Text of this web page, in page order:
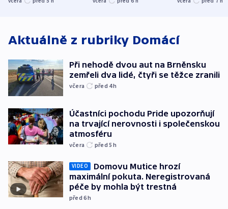
Aktuálně z rubriky Domácí
Při nehodě dvou aut na Brněnsku
zemřeli dva lidé, čtyři se těžce zranili
včera před 4h
Účastníci pochodu Pride upozorňují
na trvající nerovnosti i společenskou
atmosféru
včera před 5h
VIDEO
Domovu Mutice hrozí
maximální pokuta. Neregistrovaná
péče by mohla být trestná
před 6h